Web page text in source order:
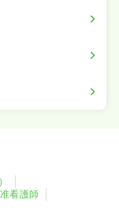
看護師